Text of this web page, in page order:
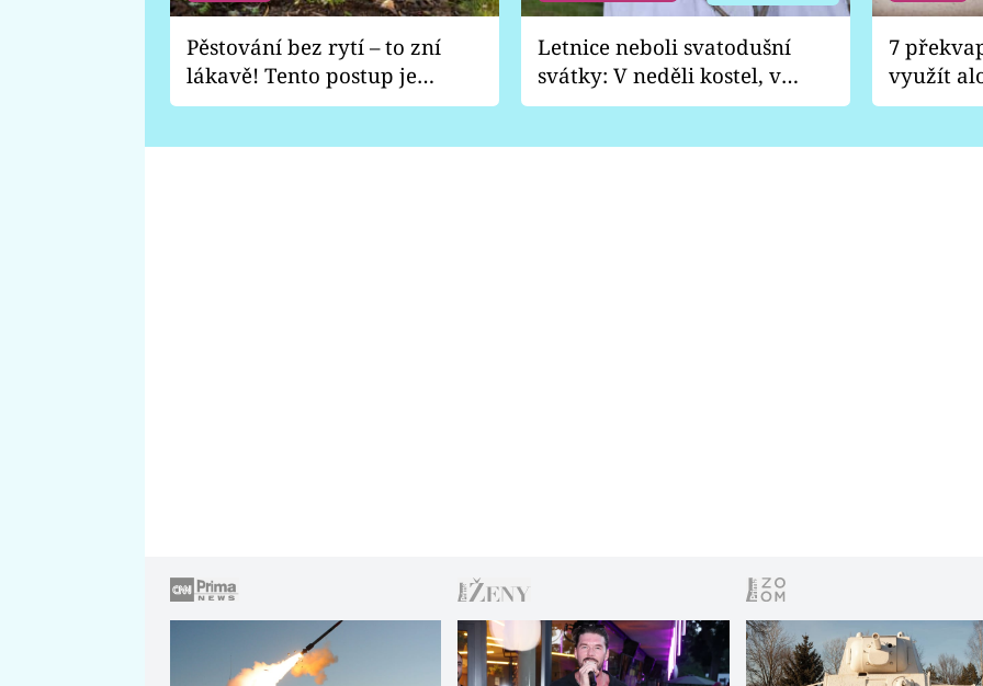
Pěstování bez rytí – to zní
lákavě! Tento postup je
vhodný jen pro některé
Letnice neboli svatodušní
svátky: V neděli kostel, v
pondělí zábava
7
využít